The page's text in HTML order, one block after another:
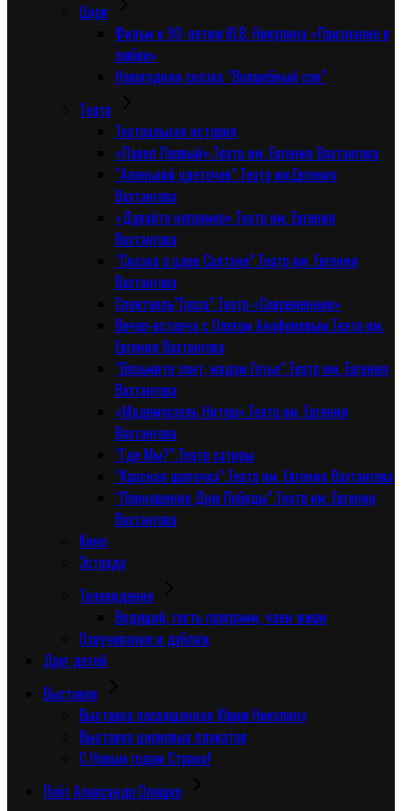
Цирк
Фильм к 90-летию Ю.В. Никулина «Признание в
любви»
Новогодняя сказка “Волшебный сон”
Tеатр
Театральная история
«Павел Первый».Театр им. Евгения Вахтангова
“Аленький цветочек”.Театр им.Евгения
Вахтангова
«Давайте негромко».Театр им. Евгения
Вахтангова
“Сказка о царе Салтане”.Театр им. Евгения
Вахтангова
Спектакль”Гроза”.Театр «Современник»
Вечер-встреча с Олегом Анофриевым.Театр им.
Евгения Вахтангова
“Возьмите зонт, мадам Готье”.Театр им. Евгения
Вахтангова
«Мадемуазель Нитуш».Театр им. Евгения
Вахтангова
“Где Мы?”.Театр сатиры
“Красная шапочка”.Театр им. Евгения Вахтангова
“Приношение Дню Победы”.Театр им. Евгения
Вахтангова
Кино
Эстрада
Телевидение
Ведущий, гость программ, член жюри
Озвучивание и дубляж
Друг детей
Выставки
Выставка посвященная Юрию Никулину
Выставка цирковых плакатов
С Новым годом Страна!
Поёт Александр Олешко